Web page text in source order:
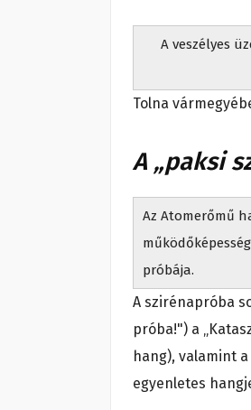
A veszélyes
Tolna
A „paksi
Az Atomerőmű
próbája.
A szirénapróba
próba!") a
hang), valamint
egyenletes